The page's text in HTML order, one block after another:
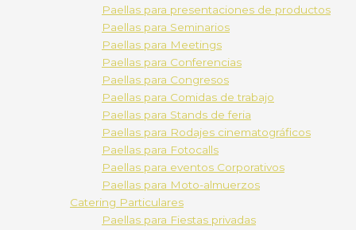
Paellas para presentaciones de productos
Paellas para Seminarios
Paellas para Meetings
Paellas para Conferencias
Paellas para Congresos
Paellas para Comidas de trabajo
Paellas para Stands de feria
Paellas para Rodajes cinematográficos
Paellas para Fotocalls
Paellas para eventos Corporativos
Paellas para Moto-almuerzos
Catering Particulares
Paellas para Fiestas privadas